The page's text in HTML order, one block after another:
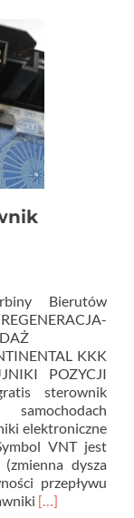
Bierutów
KKK
POZYCJI
sterownik
elektroniczne
VNT jest
dysza
przepływu
Read
[…]